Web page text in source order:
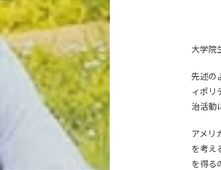
大学院
先述の
ィポリ
治活動
アメリ
を考え
を得る